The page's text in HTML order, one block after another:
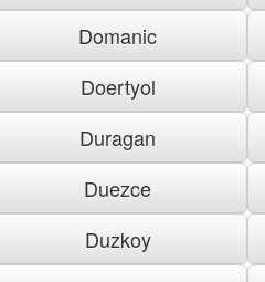
Domanic
Doertyol
Duragan
Duezce
Duzkoy